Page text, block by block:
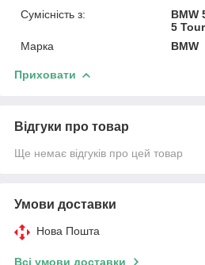
Сумісність з:
BMW
5
Марка
BMW
Приховати
Відгуки про товар
Ще немає відгуків про цей товар
Умови доставки
Нова Пошта
Всі умови доставки